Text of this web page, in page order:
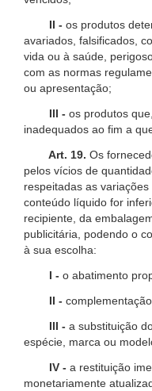
II - os produtos
avariados, falsificados,
vida ou à saúde,
com as normas
ou apresentação;
III - os produtos
inadequados ao fim a
Art. 19. Os
pelos vícios de
respeitadas as
conteúdo líquido for
recipiente, da
publicitária, podendo o
à sua escolha:
I - o abatimento
II -
III - a substituição
espécie, marca ou
IV - a restituição
monetariamente